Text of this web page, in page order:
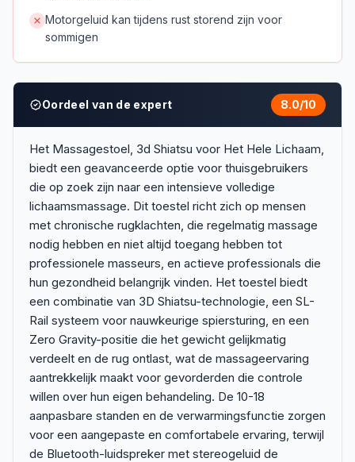
Motorgeluid kan tijdens rust storend zijn voor
sommigen
Oordeel van de expert 8.0/10
Het Massagestoel, 3d Shiatsu voor Het Hele Lichaam,
biedt een geavanceerde optie voor thuisgebruikers
die op zoek zijn naar een intensieve volledige
lichaamsmassage. Dit toestel richt zich op mensen
met chronische rugklachten, die regelmatig massage
nodig hebben en niet altijd toegang hebben tot
professionele masseurs, en actieve professionals die
hun gezondheid belangrijk vinden. Het toestel biedt
een combinatie van 3D Shiatsu-technologie, een SL-
Rail systeem voor nauwkeurige spiersturing, en een
Zero Gravity-positie die het gewicht gelijkmatig
verdeelt en de rug ontlast, wat de massageervaring
aantrekkelijk maakt voor gevorderden die controle
willen over hun eigen behandeling. De 10-18
aanpasbare standen en de verwarmingsfunctie zorgen
voor een aangepaste en comfortabele ervaring, terwijl
de Bluetooth-luidspreker met stereogeluid de